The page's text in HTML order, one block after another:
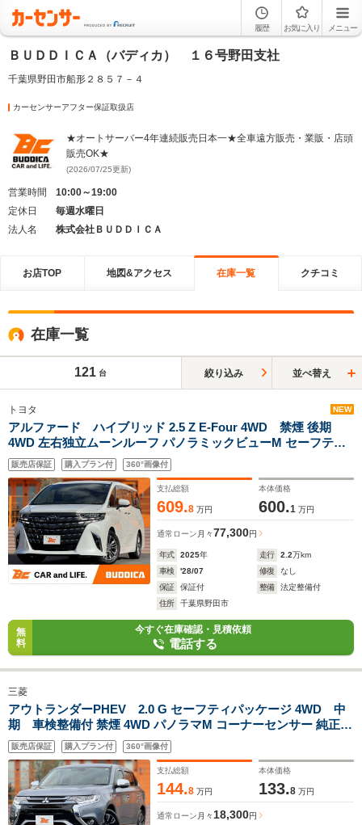
履歴 お気に入り メニュー
ＢＵＤＤＩＣＡ（バディカ） １６号野田支社
千葉県野田市船形２８５７－４
カーセンサーアフター保証取扱店
★オートサーバー4年連続販売日本一★全車遠方販売・業販・店頭
販売OK★
(2026/07/25更新)
営業時間
10:00～19:00
定休日
毎週水曜日
法人名
株式会社ＢＵＤＤＩＣＡ
お店TOP 地図&アクセス 在庫一覧 クチコミ
在庫一覧
121 台 絞り込み 並べ替え
トヨタ NEW
アルファード ハイブリッド 2.5 Z E-Four 4WD 禁煙 後期
4WD 左右独立ムーンルーフ パノラミックビューM セーフティ
センス 純正14型ナビ BSM 3眼LEDヘッド Dインナーミラー P
バックドア パワーシート ベンチレーション ETC2.0 純正18AW
販売店保証 購入プラン付 360°画像付
支払総額
609.8 万円
本体価格
600.1 万円
通常ローン 月々77,300円
年式 2025年 走行 2.2万km
車検
'28/07 修復
なし
保証
保証付 整備
法定整備付
住所
千葉県野田市
無
料
今すぐ在庫確認・見積依頼
電話する
三菱
アウトランダーPHEV 2.0 G セーフティパッケージ 4WD 中
期 車検整備付 禁煙 4WD パノラマM コーナーセンサー 純正
7.7型ナビ クルコン BT シートヒーター ステアヒーター パドル
シフト フルセグTV CD/DVD LEDヘッド ドラレコ ETC Aライト
純正18インチAW
販売店保証 購入プラン付 360°画像付
支払総額
144.8 万円
本体価格
133.8 万円
通常ローン 月々 18,300円